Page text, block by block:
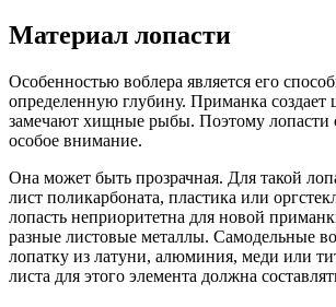
Материал лопасти
Особенностью воблера является его
определенную глубину. Приманка
замечают хищные рыбы. Поэтому лопасти
особое внимание.
Она может быть прозрачная. Для такой
лист поликарбоната, пластика или
лопасть неприоритетна для новой
разные листовые металлы. Самодельные
лопатку из латуни, алюминия, меди или
листа для этого элемента должна